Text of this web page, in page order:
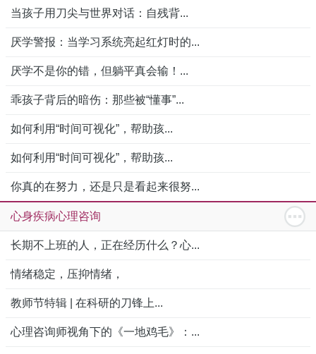
当孩子用刀尖与世界对话：自残背...
厌学警报：当学习系统亮起红灯时的...
厌学不是你的错，但躺平真会输！...
乖孩子背后的暗伤：那些被“懂事”...
如何利用“时间可视化”，帮助孩...
如何利用“时间可视化”，帮助孩...
你真的在努力，还是只是看起来很努...
心身疾病心理咨询
长期不上班的人，正在经历什么？心...
情绪稳定，压抑情绪，
教师节特辑 | 在科研的刀锋上...
心理咨询师视角下的《一地鸡毛》：...